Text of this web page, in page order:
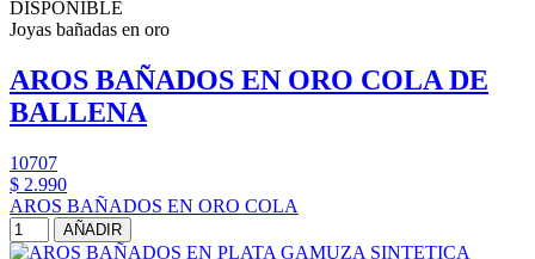
DISPONIBLE
Joyas bañadas en oro
AROS BAÑADOS EN ORO COLA DE
BALLENA
10707
$ 2.990
AROS BAÑADOS EN ORO COLA
AÑADIR